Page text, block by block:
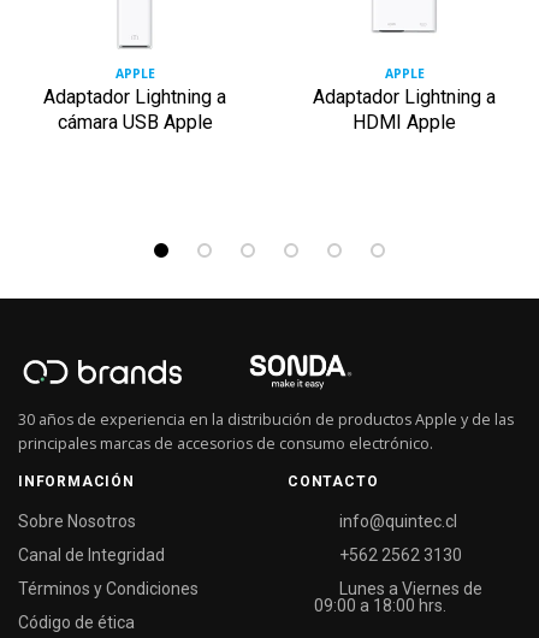
APPLE
Adaptador Lightning a
cámara USB Apple
APPLE
Adaptador Lightning a
HDMI Apple
30 años de experiencia en la distribución de productos Apple y de las
principales marcas de accesorios de consumo electrónico.
INFORMACIÓN
Sobre Nosotros
Canal de Integridad
Términos y Condiciones
Código de ética
CONTACTO
info@quintec.cl
+562 2562 3130
Lunes a Viernes de
09:00 a 18:00 hrs.